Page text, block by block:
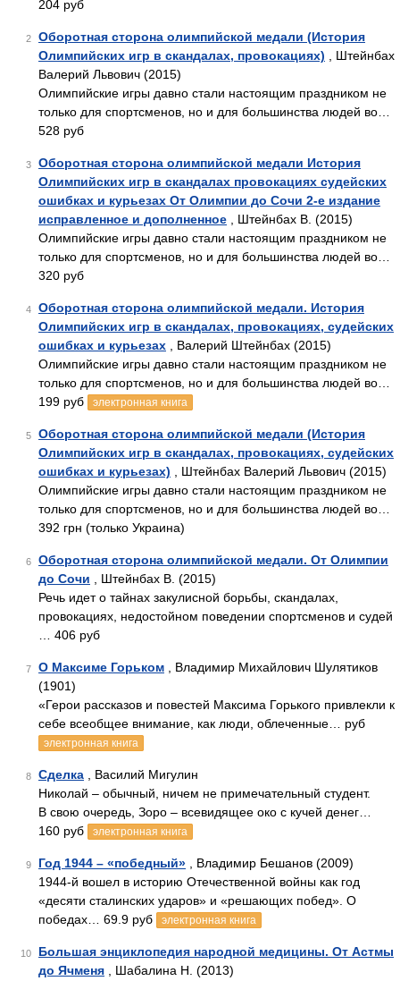
204 руб
2
Оборотная сторона олимпийской медали (История
Олимпийских игр в скандалах, провокациях) , Штейнбах
Валерий Львович (2015)
Олимпийские игры давно стали настоящим праздником не
только для спортсменов, но и для большинства людей во…
528 руб
3
Оборотная сторона олимпийской медали История
Олимпийских игр в скандалах провокациях судейских
ошибках и курьезах От Олимпии до Сочи 2-е издание
исправленное и дополненное , Штейнбах В. (2015)
Олимпийские игры давно стали настоящим праздником не
только для спортсменов, но и для большинства людей во…
320 руб
4
Оборотная сторона олимпийской медали. История
Олимпийских игр в скандалах, провокациях, судейских
ошибках и курьезах , Валерий Штейнбах (2015)
Олимпийские игры давно стали настоящим праздником не
только для спортсменов, но и для большинства людей во…
199 руб
электронная книга
5
Оборотная сторона олимпийской медали (История
Олимпийских игр в скандалах, провокациях, судейских
ошибках и курьезах) , Штейнбах Валерий Львович (2015)
Олимпийские игры давно стали настоящим праздником не
только для спортсменов, но и для большинства людей во…
392 грн (только Украина)
6
Оборотная сторона олимпийской медали. От Олимпии
до Сочи , Штейнбах В. (2015)
Речь идет о тайнах закулисной борьбы, скандалах,
провокациях, недостойном поведении спортсменов и судей
… 406 руб
7 О Максиме Горьком , Владимир Михайлович Шулятиков
(1901)
«Герои рассказов и повестей Максима Горького привлекли к
себе всеобщее внимание, как люди, облеченные… руб
электронная книга
8 Сделка , Василий Мигулин
Николай – обычный, ничем не примечательный студент.
В свою очередь, Зоро – всевидящее око с кучей денег…
160 руб
электронная книга
9 Год 1944 – «победный» , Владимир Бешанов (2009)
1944-й вошел в историю Отечественной войны как год
«десяти сталинских ударов» и «решающих побед». О
победах… 69.9 руб
электронная книга
10
Большая энциклопедия народной медицины. От Астмы
до Ячменя , Шабалина Н. (2013)